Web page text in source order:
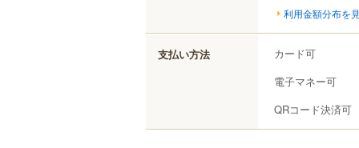
利用金額分布を
支払い方法
カード可
電子マネー可
QRコード決済可